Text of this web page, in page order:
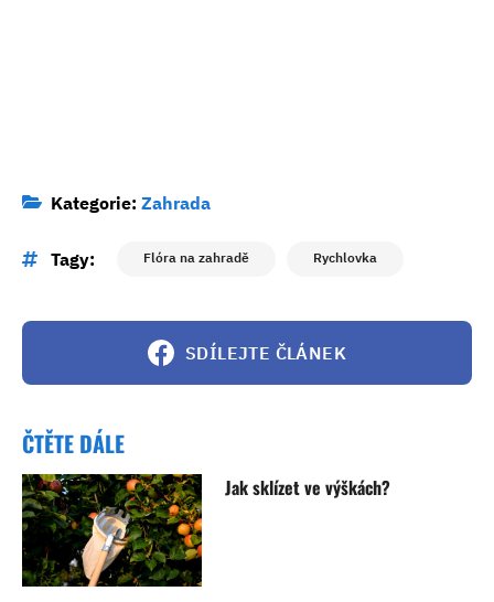
Kategorie: Zahrada
Tagy: Flóra na zahradě Rychlovka
SDÍLEJTE ČLÁNEK
ČTĚTE DÁLE
Jak sklízet ve výškách?